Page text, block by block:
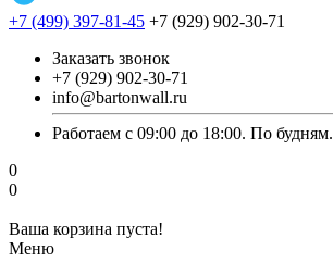
+7 (499) 397-81-45 +7 (929) 902-30-71
Заказать звонок
+7 (929) 902-30-71
info@bartonwall.ru
Работаем с 09:00 до 18:00. По будням.
0
0
Ваша корзина пуста!
Меню